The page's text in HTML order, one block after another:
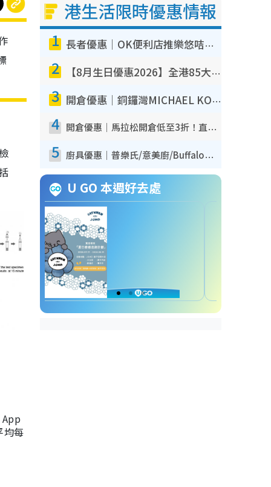
均每
港生活限時優惠情報
1 長者優惠｜OK便利店推樂悠咭優惠！買麵包/牛奶/保健品拍卡即減
2 【8月生日優惠2026】全港85大食買玩著數攻略 自助餐/火鍋放題同行免費＋誠品/DONKI送現金券
3 開倉優惠｜銅鑼灣MICHAEL KORS開倉低至17折！直擊$500起買手袋/銀包/鞋款 必買經典Jet Set系列
4 開倉優惠｜馬拉松開倉低至3折！直擊$99起買adidas／New Balance／Puma鞋款 STANLEY保溫杯劈價至$119起
5 廚具優惠｜普樂氏/意美廚/Buffalo廚具低至3折！$89起買煎鍋／炒鑊／個人鍋 同場小家電激減至$99起
U GO 本週好去處